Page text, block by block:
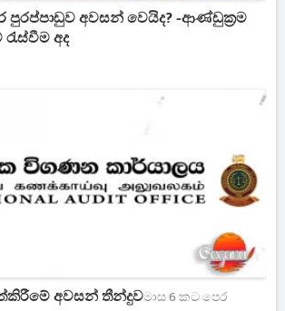
පුරප්පාඩුව අවසන් වෙයිද? -ආණ්ඩුක්‍රම
අද
අවසන් තීන්දුවමාස 6 කට පෙර